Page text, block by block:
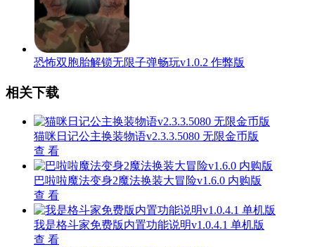
恐怖双胞胎解锁无限子弹畅玩v1.0.2 作弊版
相关下载
猫咪日记公主换装物语v2.3.3.5080 无限金币版
查 看
巴啦啦魔法变身2魔法换装大冒险v1.6.0 内购版
查 看
我是格斗家免费版内置功能说明v1.0.4.1 单机版
查 看